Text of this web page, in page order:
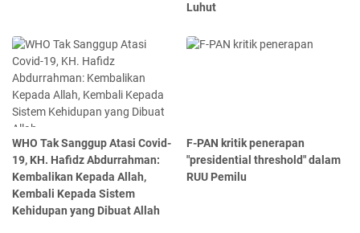
Luhut
WHO Tak Sanggup Atasi Covid-
19, KH. Hafidz Abdurrahman:
Kembalikan Kepada Allah,
Kembali Kepada Sistem
Kehidupan yang Dibuat Allah
F-PAN kritik penerapan
"presidential threshold" dalam
RUU Pemilu